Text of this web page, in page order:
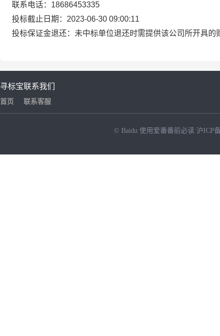
联系电话：18686453335
投标截止日期： 2023-06-30 09:00:11
投标保证金退还：未中标单位退还时需提供该公司所开具
寻标宝
首页
联系我们
联系客服
© Baidu 使用爱番番前必读 沪ICP